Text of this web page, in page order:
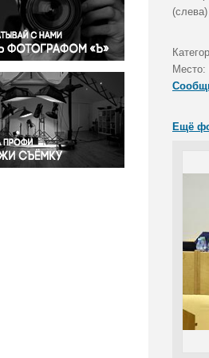
и конфликты
жизнь
и бизнес
Место:
Ещё